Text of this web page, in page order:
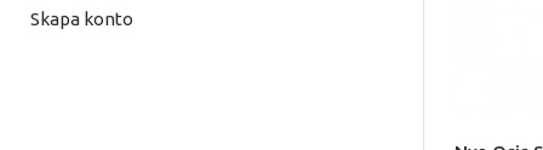
Skapa konto